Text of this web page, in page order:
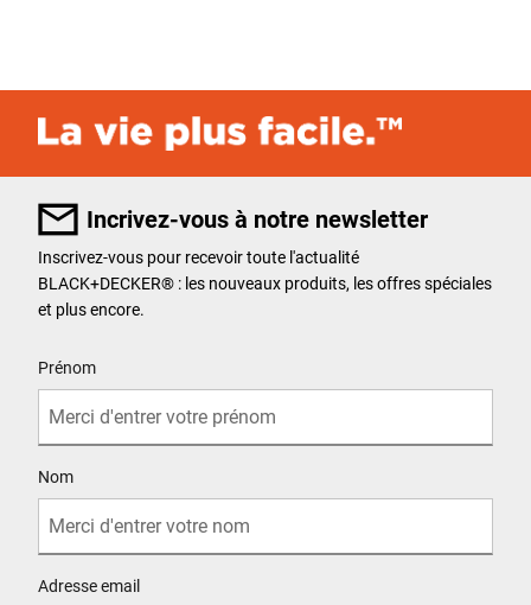
Incrivez-vous à notre newsletter
Inscrivez-vous pour recevoir toute l'actualité
BLACK+DECKER® : les nouveaux produits, les offres spéciales
et plus encore.
Prénom
Nom
Adresse email